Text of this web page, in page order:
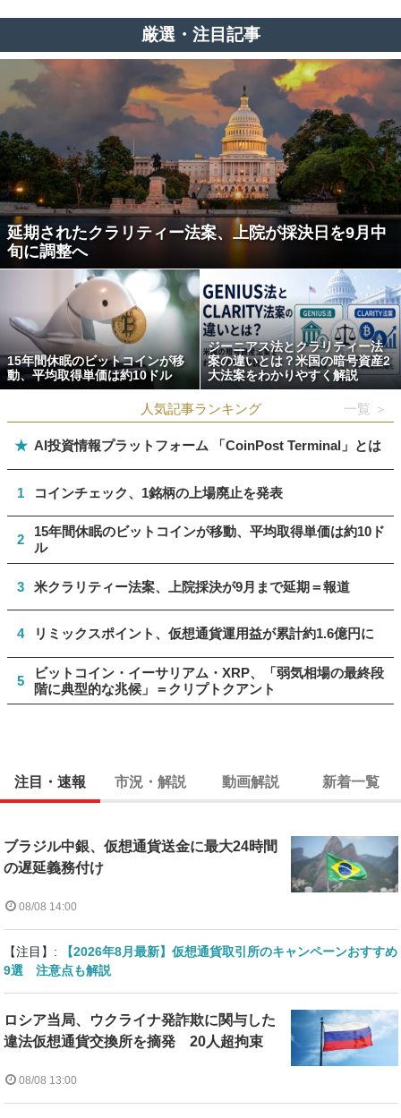
厳選・注目記事
延期されたクラリティー法案、上院が採決日を9月中
旬に調整へ
15年間休眠のビットコインが移
動、平均取得単価は約10ドル
ジーニアス法とクラリティー法
案の違いとは？米国の暗号資産2
大法案をわかりやすく解説
人気記事ランキング 一覧 ＞
★ AI投資情報プラットフォーム 「CoinPost Terminal」とは
1 コインチェック、1銘柄の上場廃止を発表
2
15年間休眠のビットコインが移動、平均取得単価は約10ド
ル
3 米クラリティー法案、上院採決が9月まで延期＝報道
4 リミックスポイント、仮想通貨運用益が累計約1.6億円に
5
ビットコイン・イーサリアム・XRP、「弱気相場の最終段
階に典型的な兆候」＝クリプトクアント
注目・速報 市況・解説 動画解説 新着一覧
ブラジル中銀、仮想通貨送金に最大24時間
の遅延義務付け
08/08 14:00
【注目】:
【2026年8月最新】仮想通貨取引所のキャンペーンおすすめ
9選 注意点も解説
ロシア当局、ウクライナ発詐欺に関与した
違法仮想通貨交換所を摘発 20人超拘束
08/08 13:00